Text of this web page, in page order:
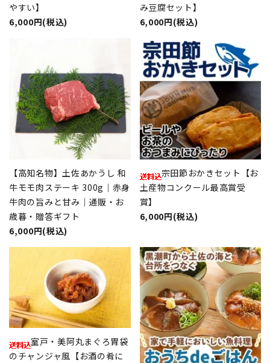
やすい】
6,000円(税込)
み豆腐セット】
6,000円(税込)
【高知名物】土佐あかうし 和
牛モモ肉ステーキ 300g｜赤身
牛肉の旨みと甘み｜通販・お
歳暮・贈答ギフト
6,000円(税込)
宗田節おかきセット【お
土産物コンクール最高賞受
賞】
6,000円(税込)
室戸・美阿丸まぐろ胃袋
のチャンジャ風【お酒の肴に